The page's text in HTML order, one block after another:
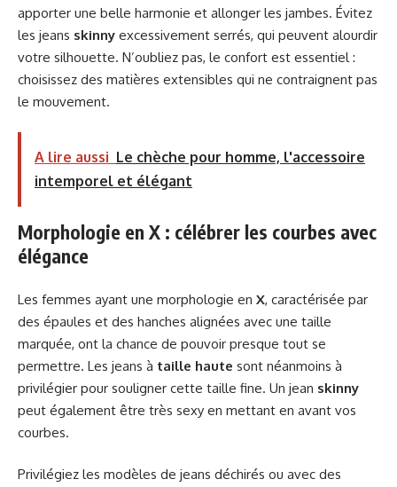
apporter une belle harmonie et allonger les jambes. Évitez
les jeans skinny excessivement serrés, qui peuvent alourdir
votre silhouette. N’oubliez pas, le confort est essentiel :
choisissez des matières extensibles qui ne contraignent pas
le mouvement.
A lire aussi Le chèche pour homme, l'accessoire
intemporel et élégant
Morphologie en X : célébrer les courbes avec
élégance
Les femmes ayant une morphologie en X, caractérisée par
des épaules et des hanches alignées avec une taille
marquée, ont la chance de pouvoir presque tout se
permettre. Les jeans à taille haute sont néanmoins à
privilégier pour souligner cette taille fine. Un jean skinny
peut également être très sexy en mettant en avant vos
courbes.
Privilégiez les modèles de jeans déchirés ou avec des